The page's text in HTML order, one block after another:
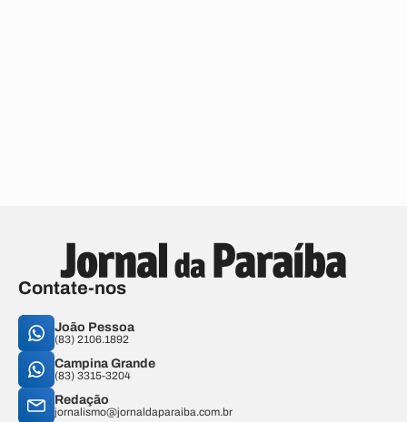
Contate-nos
João Pessoa
(83) 2106.1892
Campina Grande
(83) 3315-3204
Redação
jornalismo@jornaldaparaiba.com.br